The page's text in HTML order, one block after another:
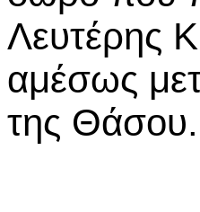
Λευτέρης
αμέσως
της Θάσου.